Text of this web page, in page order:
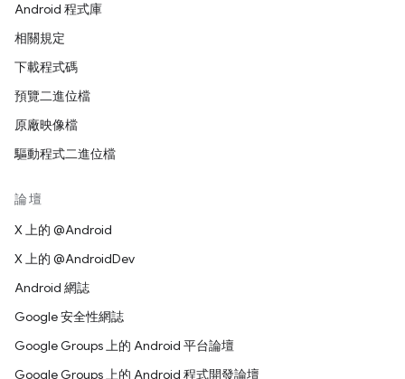
Android 程式庫
相關規定
下載程式碼
預覽二進位檔
原廠映像檔
驅動程式二進位檔
論壇
X 上的 @Android
X 上的 @AndroidDev
Android 網誌
Google 安全性網誌
Google Groups 上的 Android 平台論壇
Google Groups 上的 Android 程式開發論壇